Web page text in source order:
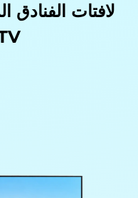
لافتات الفنادق